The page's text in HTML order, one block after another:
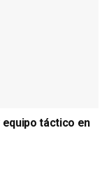
táctico en